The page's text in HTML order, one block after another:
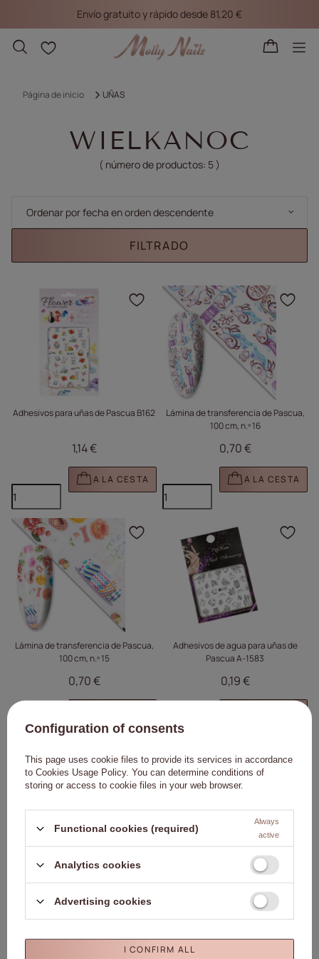
Envío gratuito y rápido desde 81,20 €
Listas de la compra
Página de inicio UÑAS
WIELKANOC
( número de productos: 5 )
Cambiar la clasificación
Ordenar por fecha en orden descendente
FILTRADO
Adhesivos para uñas de Pascua B162
1,14 €
A LA CESTA
Haga clic para añadir
Lámina de transferencia de Pascua,
100 cm, n.º 16
0,70 €
A LA CESTA
Lámina de transferencia de Pascua,
100 cm, n.º 15
0,70 €
Haga clic para añadir
Adhesivos de agua para uñas de
Pascua A-1583
0,19 €
A LA CESTA
Haga clic para añadir
Configuration of consents
This page uses cookie files to provide its services in accordance
to Cookies Usage Policy. You can determine conditions of
storing or access to cookie files in your web browser.
Functional cookies (required)
Always
active
Analytics cookies
Advertising cookies
I CONFIRM ALL